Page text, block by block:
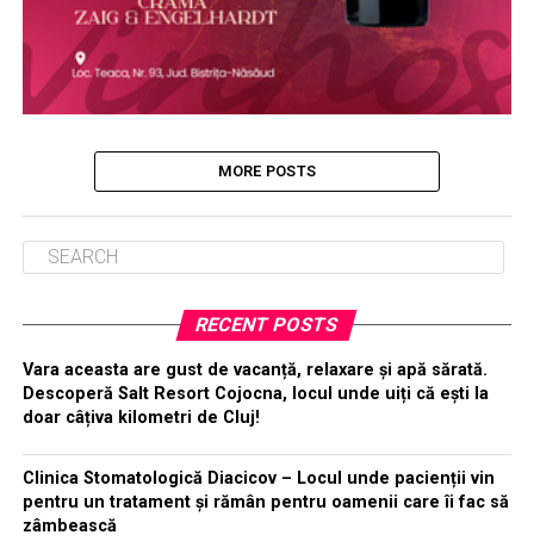
MORE POSTS
RECENT POSTS
Vara aceasta are gust de vacanță, relaxare și apă sărată.
Descoperă Salt Resort Cojocna, locul unde uiți că ești la
doar câțiva kilometri de Cluj!
Clinica Stomatologică Diacicov – Locul unde pacienții vin
pentru un tratament și rămân pentru oamenii care îi fac să
zâmbească